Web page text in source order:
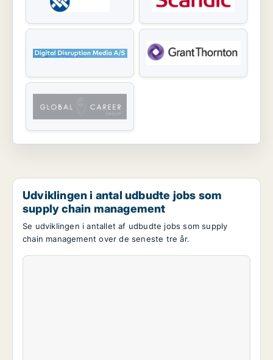
Udviklingen i antal udbudte jobs som
supply chain management
Se udviklingen i antallet af udbudte jobs som supply
chain management over de seneste tre år.